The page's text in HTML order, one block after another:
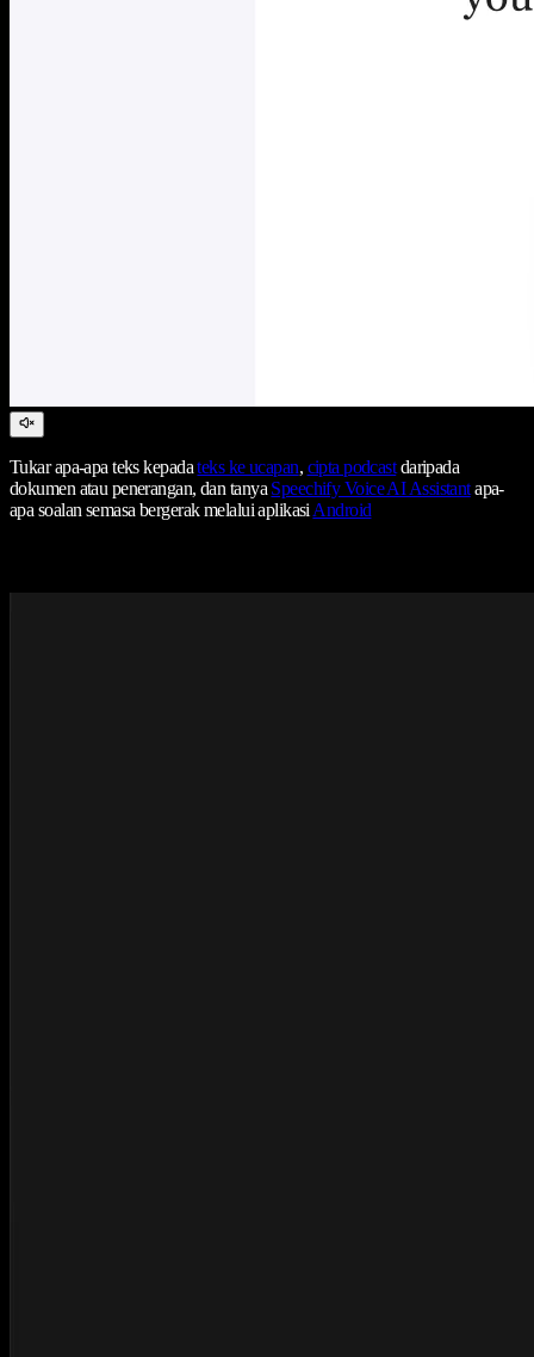
Tukar apa-apa teks kepadateks ke ucapan, cipta podcastdaripada
dokumen atau penerangan, dan tanyaSpeechify Voice AI Assistantapa-
apa soalan semasa bergerak melalui aplikasiAndroid